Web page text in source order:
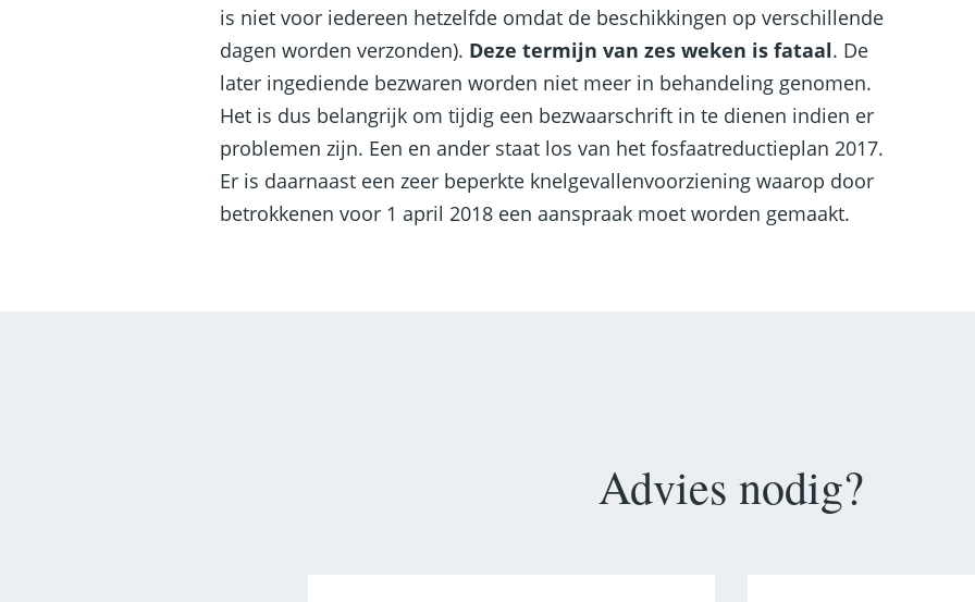
is niet voor iedereen hetzelfde omdat de beschikkingen op verschillende
dagen worden verzonden). Deze termijn van zes weken is fataal. De
later ingediende bezwaren worden niet meer in behandeling genomen.
Het is dus belangrijk om tijdig een bezwaarschrift in te dienen indien er
problemen zijn. Een en ander staat los van het fosfaatreductieplan 2017.
Er is daarnaast een zeer beperkte knelgevallenvoorziening waarop door
betrokkenen voor 1 april 2018 een aanspraak moet worden gemaakt.
Advies nodig?